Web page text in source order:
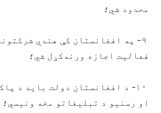
محدود شي؛
۹- په افغانستان کې هندي
فعالیت اجازه ورنه‌کړل شي؛
۱۰- د افغانستان دولت باید د
او رسنیو د تبلیغاتو مخه ونیسي؛